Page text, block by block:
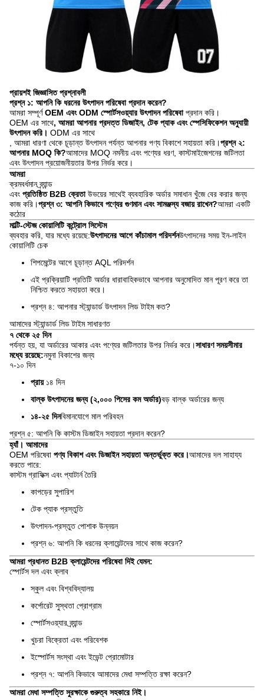
প্রায়শই জিজ্ঞাসিত প্রশ্নাবলী
প্রশ্ন ১: আপনি কি ধরনের উৎপাদন পরিষেবা প্রদান করেন?
আমরা সম্পূর্ণOEM এবং ODM স্পোর্টসওয়্যার উৎপাদন পরিষেবাপ্রদান করি।
OEM এর সাথে, আমরা আপনার প্রদত্ত ডিজাইন, টেক প্যাক এবং স্পেসিফিকেশন অনুযায়ী
উৎপাদন করি। ODM এর সাথে
, আমরা ধারণা থেকে চূড়ান্ত উৎপাদন পর্যন্ত আপনার পণ্য বিকাশে সহায়তা করি।প্রশ্ন ২:
আপনার MOQ কি?আমাদের MOQ নমনীয় এবং পণ্যের ধরণ, কাস্টমাইজেশনের জটিলতা
এবং উৎপাদন প্রয়োজনীয়তার উপর নির্ভর করে।
আমরা
ক্রমবর্ধমান ব্র্যান্ড
এবং প্রতিষ্ঠিত B2B ক্রেতাউভয়ের সাথেই ব্যবহারিক অর্ডার সমাধান খুঁজে বের করার জন্য
কাজ করি।প্রশ্ন ৩: আপনি কিভাবে পণ্যের গুণমান এবং সামঞ্জস্য বজায় রাখেন?আমরা একটি
কঠোর
মাল্টি-স্টেজ কোয়ালিটি কন্ট্রোল সিস্টেম
ব্যবহার করি, যার মধ্যে রয়েছে:উৎপাদনের আগে কাঁচামাল পরিদর্শনউৎপাদনের সময় ইন-লাইন
কোয়ালিটি চেক
শিপমেন্টের আগে চূড়ান্ত AQL পরিদর্শন
এই প্রক্রিয়াটি প্রতিটি অর্ডার ধারাবাহিকভাবে আপনার অনুমোদিত মান পূরণ করে তা
নিশ্চিত করতে সহায়তা করে।
প্রশ্ন ৪: আপনার স্ট্যান্ডার্ড উৎপাদন লিড টাইম কত?
আমাদের স্ট্যান্ডার্ড লিড টাইম সাধারণত
৭ থেকে ২৫ দিন
পর্যন্ত হয়, যা অর্ডারের আকার এবং পণ্যের জটিলতার উপর নির্ভর করে।সাধারণ সময়সীমার
মধ্যে রয়েছে:নমুনা বিকাশের জন্য
৭-১০ দিন
প্রায় ১৪ দিন
বাল্ক উৎপাদনের জন্য (২,০০০ পিসের কম অর্ডার)বড় বাল্ক অর্ডারের জন্য
১৪-২৫ দিনবিমানযোগে মাল পরিবহন
প্রশ্ন ৫: আপনি কি কাস্টম ডিজাইন সহায়তা প্রদান করেন?
হ্যাঁ। আমাদের
OEM পরিষেবা পণ্য বিকাশ এবং ডিজাইন সহায়তা অন্তর্ভুক্ত করে।আমাদের দল সাহায্য
করতে পারে:
কাস্টম গ্রাফিক্স এবং প্যাটার্ন তৈরি
কাপড়ের সুপারিশ
টেক প্যাক প্রস্তুতি
উৎপাদন-প্রস্তুত পোশাক উন্নয়ন
প্রশ্ন ৬: আপনি কি ধরনের ক্লায়েন্টদের সাথে কাজ করেন?
আমরা প্রধানত B2B ক্লায়েন্টদের পরিষেবা দিই যেমন:
স্পোর্টস দল এবং ক্লাব
স্কুল এবং বিশ্ববিদ্যালয়
কর্পোরেট সুস্থতা প্রোগ্রাম
স্পোর্টসওয়্যার ব্র্যান্ড
খুচরা বিক্রেতা এবং পরিবেশক
ইস্পোর্টস সংস্থা এবং ইভেন্ট প্রোমোটার
প্রশ্ন ৭: আপনি কিভাবে আমাদের মেধা সম্পত্তি রক্ষা করেন?
আমরা মেধা সম্পত্তি সুরক্ষাকে গুরুত্ব সহকারে নিই।